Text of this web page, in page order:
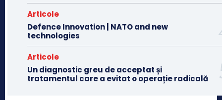
Articole
Defence Innovation | NATO and new
technologies
Articole
Un diagnostic greu de acceptat și
tratamentul care a evitat o operație radicală